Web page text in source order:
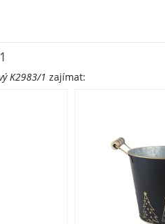
K2983/1 zajímat: